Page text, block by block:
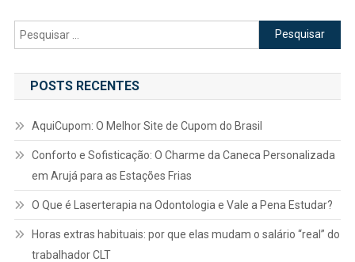
por
posts
Pesquisar
por:
POSTS RECENTES
AquiCupom: O Melhor Site de Cupom do Brasil
Conforto e Sofisticação: O Charme da Caneca Personalizada
em Arujá para as Estações Frias
O Que é Laserterapia na Odontologia e Vale a Pena Estudar?
Horas extras habituais: por que elas mudam o salário “real” do
trabalhador CLT